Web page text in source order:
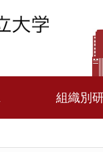
組織別